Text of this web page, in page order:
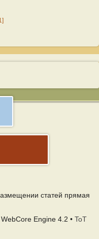
статей прямая
Engine 4.2 • ToT